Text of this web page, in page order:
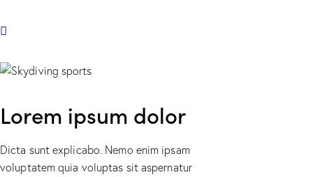
Lorem ipsum dolor
Dicta sunt explicabo. Nemo enim ipsam
voluptatem quia voluptas sit aspernatur